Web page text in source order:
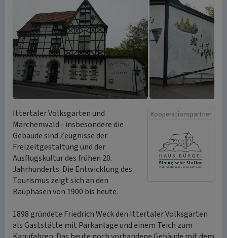
Kooperationspartner
Ittertaler Volksgarten und
Märchenwald - insbesondere die
Gebäude sind Zeugnisse der
Freizeitgestaltung und der
Ausflugskultur des frühen 20.
Jahrhunderts. Die Entwicklung des
Tourismus zeigt sich an den
Bauphasen von 1900 bis heute.
1898 gründete Friedrich Weck den Ittertaler Volksgarten
als Gaststätte mit Parkanlage und einem Teich zum